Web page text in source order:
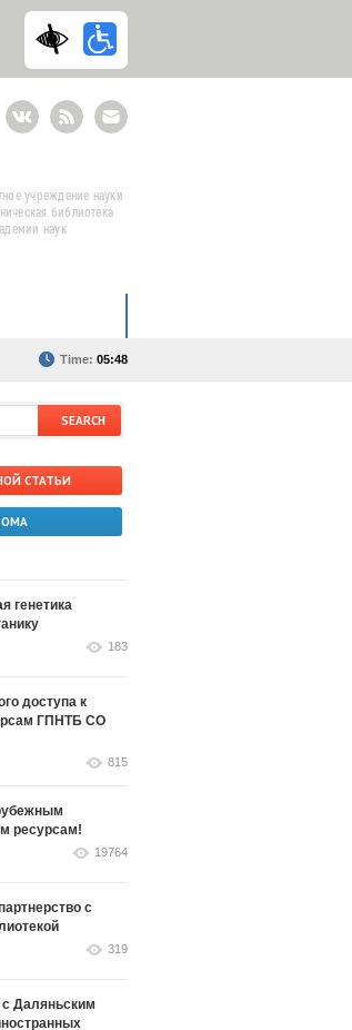
ВКонтактеRSS
E-
mail
подписка
учреждение науки
библиотека
наук
Time: 05:48
СТАТЬИ
генетика
183
доступа к
ГПНТБ СО
815
ресурсам!
19764
с
319
Даляньским